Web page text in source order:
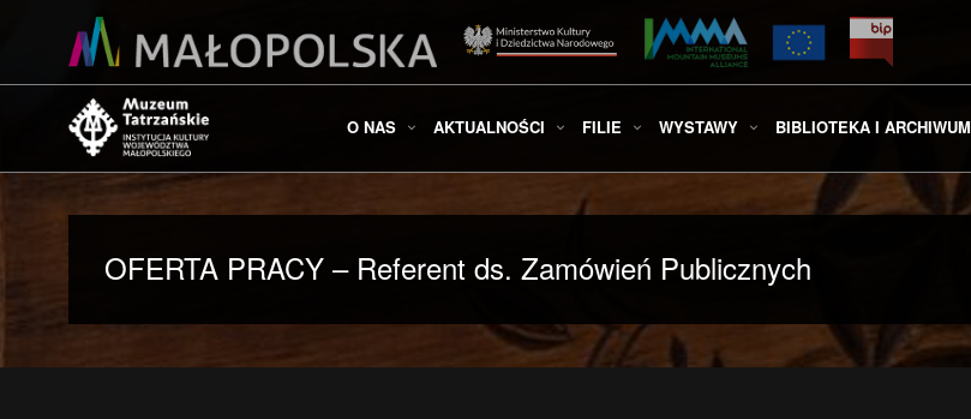
O NAS AKTUALNOŚCI FILIE WYSTAWY BIBLIOTEKA I ARCHIWUM
OFERTA PRACY – Referent ds. Zamówień Publicznych